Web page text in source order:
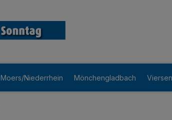
Moers/Niederrhein Mönchengladbach Viersen